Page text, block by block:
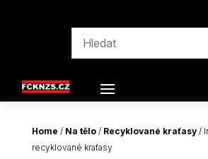
Home / Na tělo/ Recyklované kraťasy/
recyklované kraťasy